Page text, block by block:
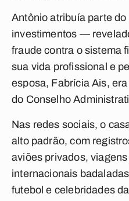
Antônio atribuía parte
investimentos —
fraude contra o sistema
sua vida profissional e
esposa, Fabrícia Ais,
do Conselho
Nas redes sociais, o
alto padrão, com
aviões privados,
internacionais
futebol e celebridades